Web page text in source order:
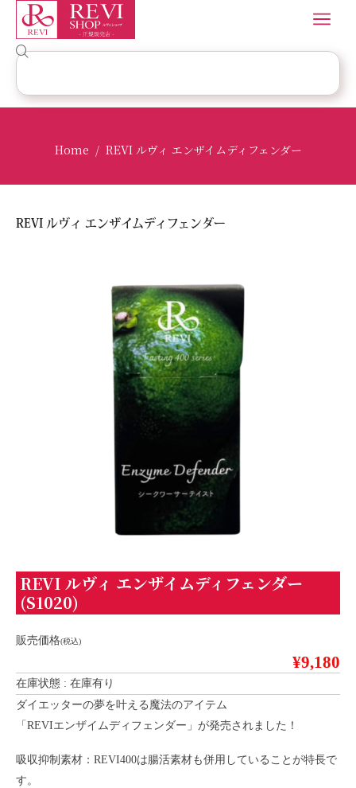
Home / REVI ルヴィ エンザイムディフェンダー
REVI ルヴィ エンザイムディフェンダー
REVI ルヴィ エンザイムディフェンダー
(S1020)
販売価格(税込)
¥9,180
在庫状態 : 在庫有り
ダイエッターの夢を叶える魔法のアイテム
「REVIエンザイムディフェンダー」が発売されました！
吸収抑制素材：REVI400は腸活素材も併用していることが特長で
す。